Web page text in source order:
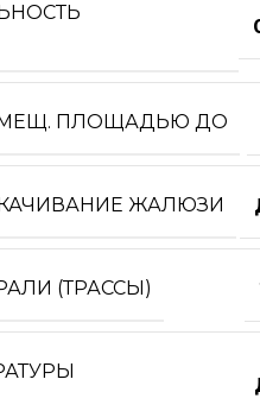
ПЛОЩАДЬЮ ДО
ЖАЛЮЗИ
(ТРАССЫ)